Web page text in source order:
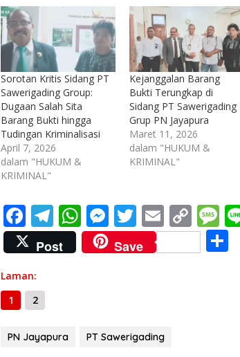
Sorotan Kritis Sidang PT
Sawerigading Group:
Dugaan Salah Sita
Barang Bukti hingga
Tudingan Kriminalisasi
April 7, 2026
dalam "HUKUM &
KRIMINAL"
Kejanggalan Barang
Bukti Terungkap di
Sidang PT Sawerigading
Grup PN Jayapura
Maret 11, 2026
dalam "HUKUM &
KRIMINAL"
F
ac
e
b
o
o
k
T
el
e
W
h
at
p
p
M
e
ss
er
T
w
itt
E
m
ai
C
o
p
M
e
ss
Post
Save
Laman:
1
2
PN Jayapura PT Sawerigading